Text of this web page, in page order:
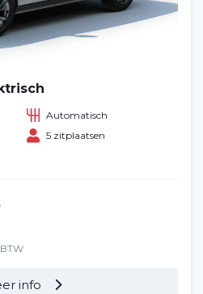
Automatisch
5 zitplaatsen
info